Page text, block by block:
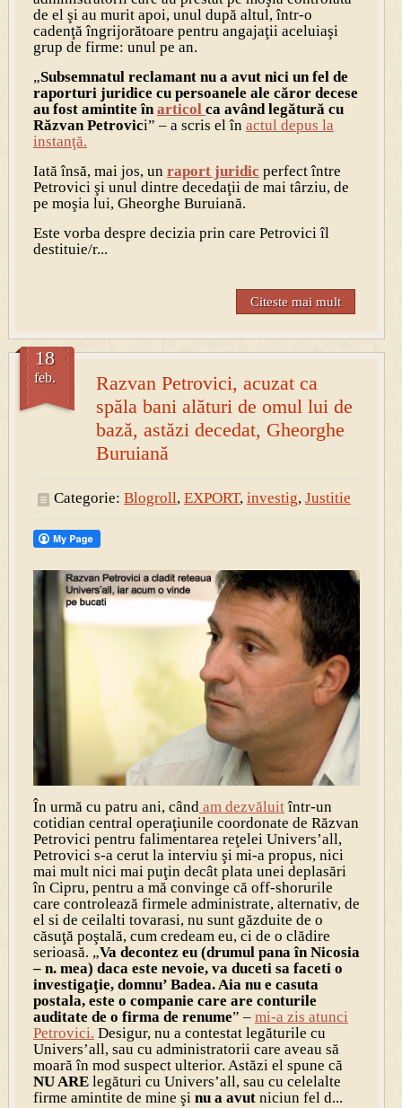
de el şi au murit apoi, unul după altul, într-o
cadenţă îngrijorătoare pentru angajaţii aceluiaşi
grup de firme: unul pe an.
„Subsemnatul reclamant nu a avut nici un fel de
raporturi juridice cu persoanele ale căror decese
au fost amintite înarticol ca având legătură cu
Răzvan Petrovici” – a scris el în actul depus la
instanţă.
Iată însă, mai jos, un raport juridic perfect între
Petrovici şi unul dintre decedaţii de mai târziu, de
pe moşia lui, Gheorghe Buruiană.
Este vorba despre decizia prin care Petrovici îl
destituie/r...
Citeste mai mult
Razvan Petrovici, acuzat ca
spăla bani alături de omul lui de
bază, astăzi decedat, Gheorghe
Buruiană
18
feb.
Categorie: Blogroll, EXPORT, investig, Justitie
În urmă cu patru ani, cândam dezvăluitîntr-un
cotidian central operaţiunile coordonate de Răzvan
Petrovici pentru falimentarea reţelei Univers’all,
Petrovici s-a cerut la interviu şi mi-a propus, nici
mai mult nici mai puţin decât plata unei deplasări
în Cipru, pentru a mă convinge că off-shorurile
care controlează firmele administrate, alternativ, de
el si de ceilalti tovarasi, nu sunt găzduite de o
căsuţă poştală, cum credeam eu, ci de o clădire
serioasă. „Va decontez eu (drumul pana în Nicosia
– n. mea) daca este nevoie, va duceti sa faceti o
investigaţie, domnu’ Badea. Aia nu e casuta
postala, este o companie care are conturile
auditate de o firma de renume” – mi-a zis atunci
Petrovici. Desigur, nu a contestat legăturile cu
Univers’all, sau cu administratorii care aveau să
moară în mod suspect ulterior. Astăzi el spune că
NU ARElegături cu Univers’all, sau cu celelalte
firme amintite de mine şi nu a avutniciun fel d...